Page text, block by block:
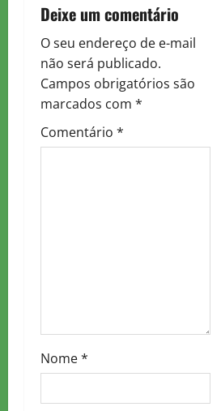
a
v
i
g
Deixe um comentário
O seu endereço de e-mail
não será publicado.
Campos obrigatórios são
marcados com *
Comentário *
Nome*